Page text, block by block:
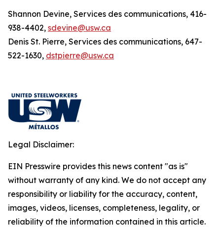
Shannon Devine, Services des communications, 416-
938-4402, sdevine@usw.ca
Denis St. Pierre, Services des communications, 647-
522-1630, dstpierre@usw.ca
Legal Disclaimer:
EIN Presswire provides this news content "as is"
without warranty of any kind. We do not accept any
responsibility or liability for the accuracy, content,
images, videos, licenses, completeness, legality, or
reliability of the information contained in this article.